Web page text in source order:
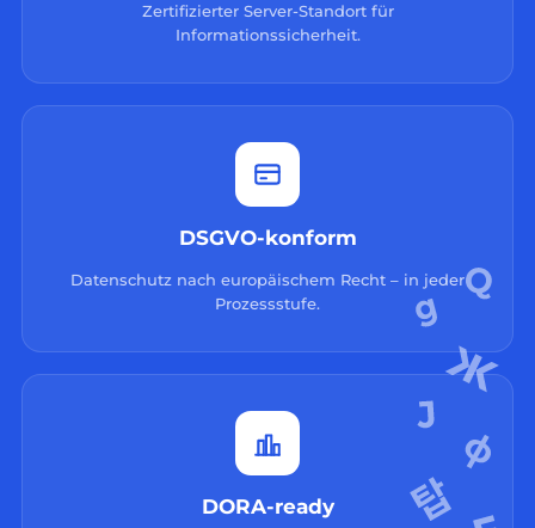
Zertifizierter Server-Standort für
Informationssicherheit.
DSGVO-konform
Datenschutz nach europäischem Recht – in jeder
Prozessstufe.
DORA-ready